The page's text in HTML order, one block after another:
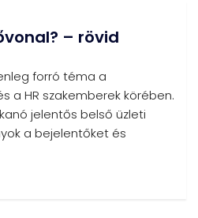
– rövid
forró téma a
a HR szakemberek körében.
jelentős belső üzleti
a bejelentőket és